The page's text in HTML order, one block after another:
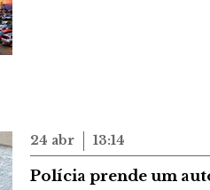
24 abr 13:14
Polícia prende um